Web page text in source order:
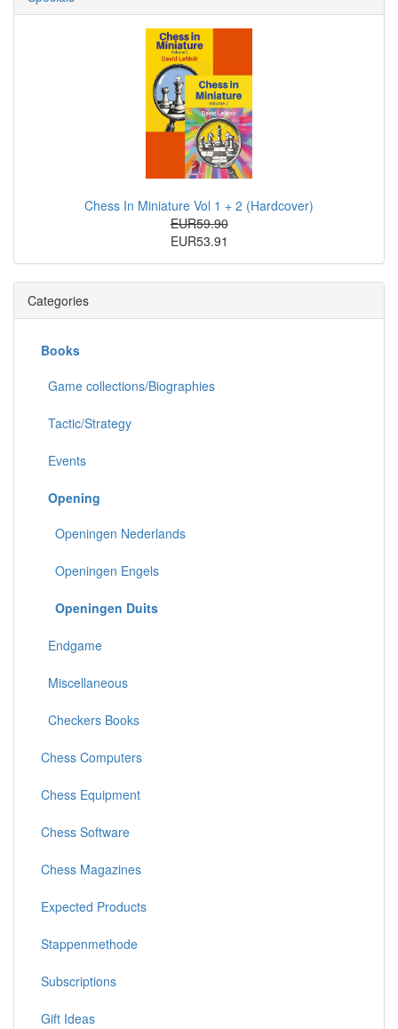
Chess In Miniature Vol 1 + 2 (Hardcover)
EUR59.90
EUR53.91
Categories
Books
Game collections/Biographies
Tactic/Strategy
Events
Opening
Openingen Nederlands
Openingen Engels
Openingen Duits
Endgame
Miscellaneous
Checkers Books
Chess Computers
Chess Equipment
Chess Software
Chess Magazines
Expected Products
Stappenmethode
Subscriptions
Gift Ideas